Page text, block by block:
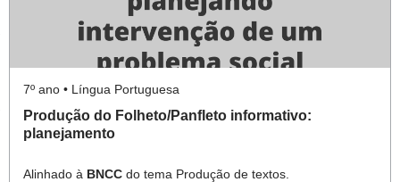
7º ano • Língua Portuguesa
Produção do Folheto/Panfleto informativo:
planejamento
Alinhado à BNCC do tema Produção de textos.